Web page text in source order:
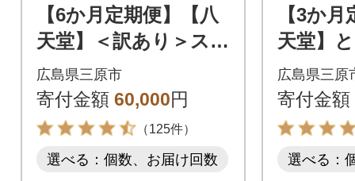
【6か月定期便】【八
天堂】＜訳あり＞スイ
ーツ詰め合わせ 10個
計6回お届け [015-056]
広島県三原市
寄付金額 60,000円
（125件）
選べる：個数、お届け回数
【3か
天堂】
ーむパ
10
広島県三原
寄付金額
選べる：